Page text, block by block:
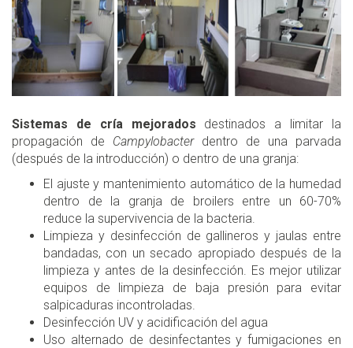
Sistemas de cría mejorados destinados a limitar la
propagación de Campylobacterdentro de una parvada
(después de la introducción) o dentro de una granja:
El ajuste y mantenimiento automático de la humedad
dentro de la granja de broilers entre un 60-70%
reduce la supervivencia de la bacteria.
Limpieza y desinfección de gallineros y jaulas entre
bandadas, con un secado apropiado después de la
limpieza y antes de la desinfección. Es mejor utilizar
equipos de limpieza de baja presión para evitar
salpicaduras incontroladas.
Desinfección UV y acidificación del agua
Uso alternado de desinfectantes y fumigaciones en